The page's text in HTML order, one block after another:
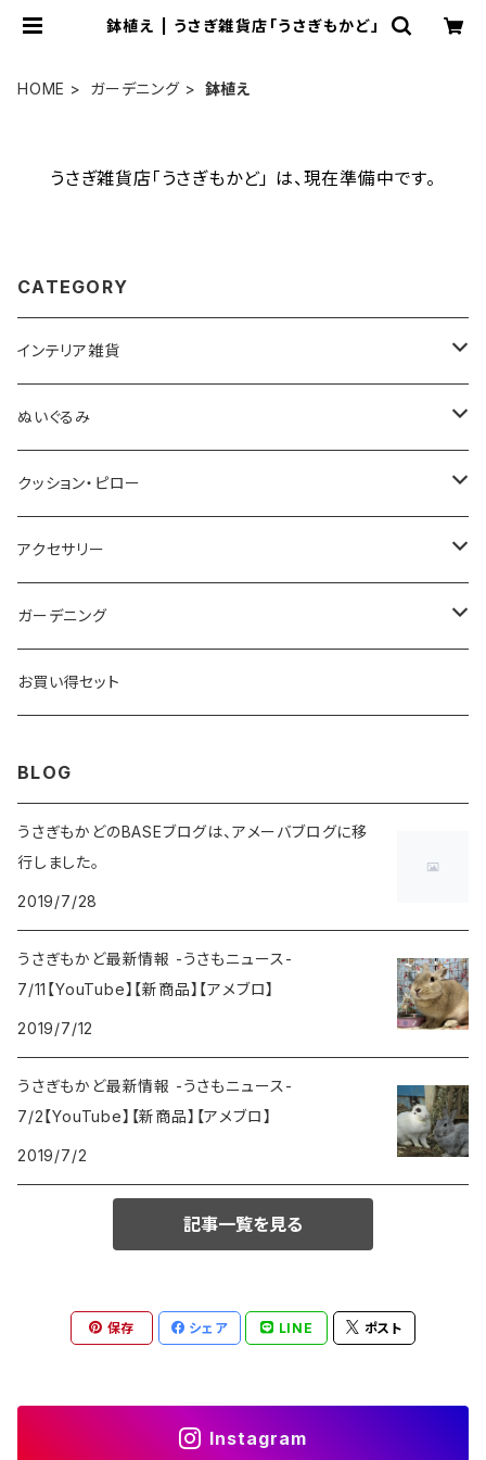
鉢植え | うさぎ雑貨店「うさぎもかど」
HOME ガーデニング 鉢植え
うさぎ雑貨店「うさぎもかど」 は、現在準備中です。
CATEGORY
インテリア雑貨
小型オブジェ（20センチ未満）
中型オブジェ（20センチ以上）
貯金箱
小物入れ
飾り皿
ぬいぐるみ
中型（50センチから100センチ未満）
大型（100センチ以上）
クッション・ピロー
抱き枕
ネックピロー
腰枕
アクセサリー
ヘアアクセサリー
ペンダント・ネックレス
ガーデニング
ガーデンオーナメント
お買い得セット
BLOG
うさぎもかどのBASEブログは、アメーバブログに移
行しました。
2019/7/28
うさぎもかど最新情報 -うさもニュース-
7/11【YouTube】【新商品】【アメブロ】
2019/7/12
うさぎもかど最新情報 -うさもニュース-
7/2【YouTube】【新商品】【アメブロ】
2019/7/2
記事一覧を見る
保存 シェア LINE ポスト
Instagram